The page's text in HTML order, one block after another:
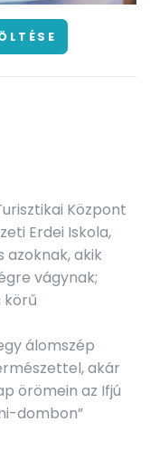
Központ
Erdei Iskola,
azoknak, akik
vágynak;
körű
álomszép
akár
örömein az Ifjú
dombon”